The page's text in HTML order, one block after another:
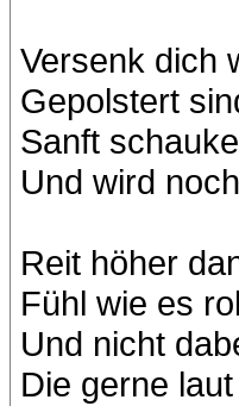
Versenk dich
Gepolstert
Sanft
Und wird
Reit höher
Fühl wie es
Und nicht
Die gerne